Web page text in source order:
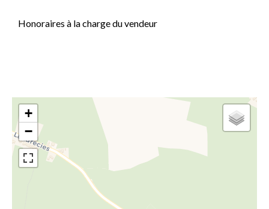
Honoraires à la charge du vendeur
+
−